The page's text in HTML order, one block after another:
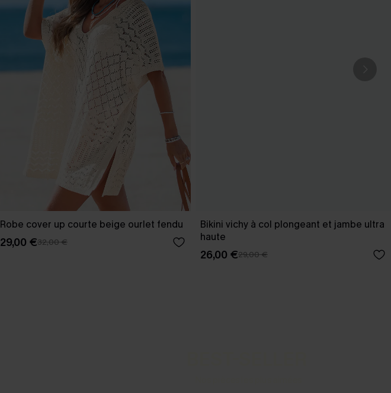
Robe cover up courte beige ourlet fendu
29,00 €32,00 €
Bikini vichy à col plongeant et jambe ultra
haute
26,00 €29,00 €